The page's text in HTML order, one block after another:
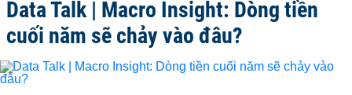
Data Talk | Macro Insight: Dòng tiền
cuối năm sẽ chảy vào đâu?